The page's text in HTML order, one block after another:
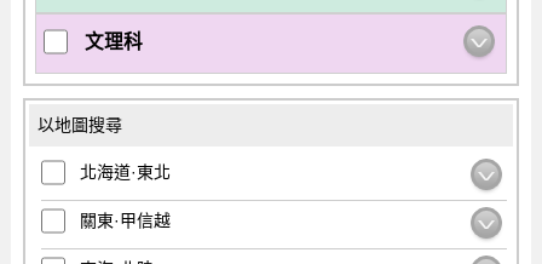
文理科
以地圖搜尋
北海道·東北
關東·甲信越